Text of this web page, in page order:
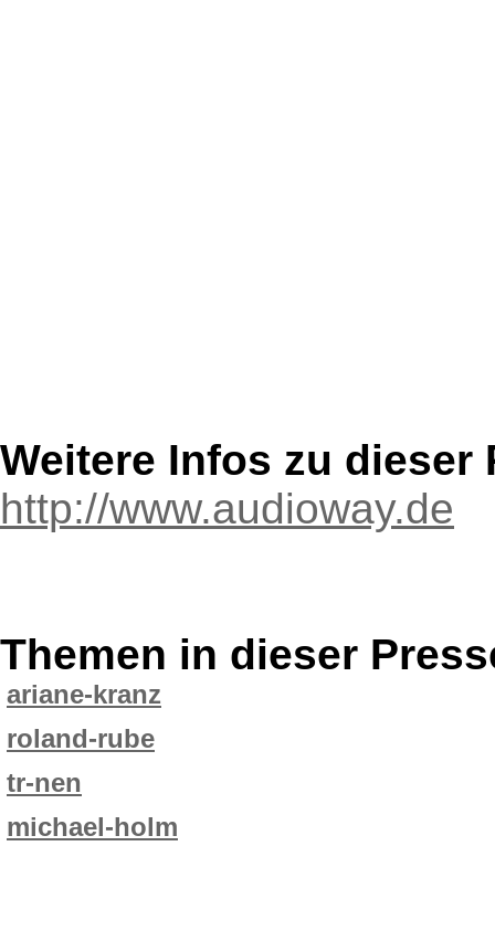
Weitere Infos zu dieser
http://www.audioway.de
Themen in dieser
ariane-kranz
roland-rube
tr-nen
michael-holm